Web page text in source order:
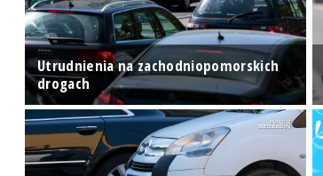
Utrudnienia na zachodniopomorskich
drogach